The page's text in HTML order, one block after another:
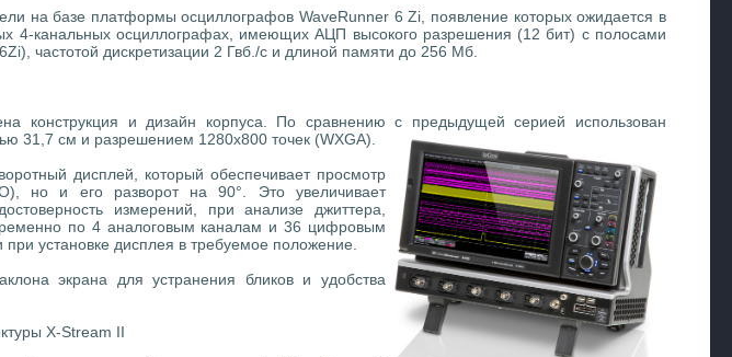
на базе платформы осциллографов WaveRunner 6 Zi, появление которых ожидается в
4-канальных осциллографах, имеющих АЦП высокого разрешения (12 бит) с полосами
частотой дискретизации 2 Гвб./с и длиной памяти до 256 Мб.
конструкция и дизайн корпуса. По сравнению с предыдущей серией использован
31,7 см и разрешением 1280x800 точек (WXGA).
дисплей, который обеспечивает просмотр
но и его разворот на 90°. Это увеличивает
измерений, при анализе джиттера,
по 4 аналоговым каналам и 36 цифровым
установке дисплея в требуемое положение.
экрана для устранения бликов и удобства
X-Stream II